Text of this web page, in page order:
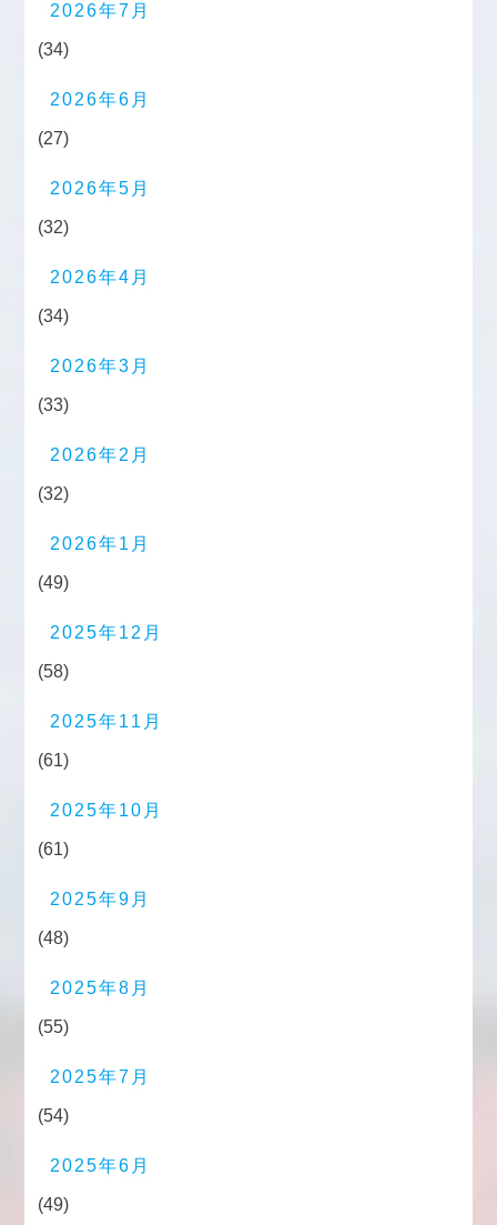
2026年7月
(34)
2026年6月
(27)
2026年5月
(32)
2026年4月
(34)
2026年3月
(33)
2026年2月
(32)
2026年1月
(49)
2025年12月
(58)
2025年11月
(61)
2025年10月
(61)
2025年9月
(48)
2025年8月
(55)
2025年7月
(54)
2025年6月
(49)